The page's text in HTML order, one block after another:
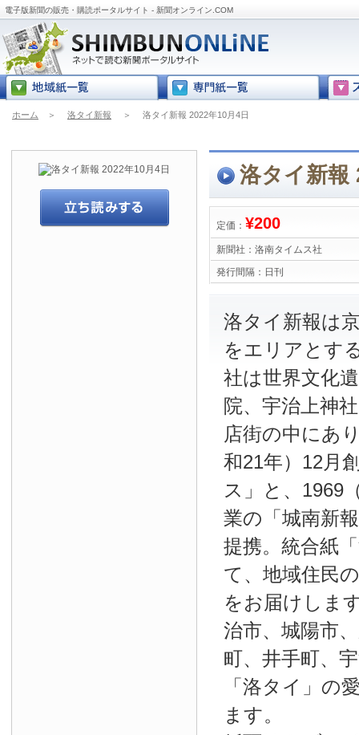
電子版新聞の販売・購読ポータルサイト - 新聞オンライン.COM
ホーム ＞ 洛タイ新報 ＞ 洛タイ新報 2022年10月4日
洛タイ新報
定価： ¥200
新聞社： 洛南タイムス社
発行間隔： 日刊
洛タイ新報は
をエリアとす
社は世界文化
院、宇治上神
店街の中にあ
和21年）12月
ス」と、1969
業の「城南新
提携。統合紙
て、地域住民
をお届けしま
治市、城陽市
町、井手町、
「洛タイ」の
ます。